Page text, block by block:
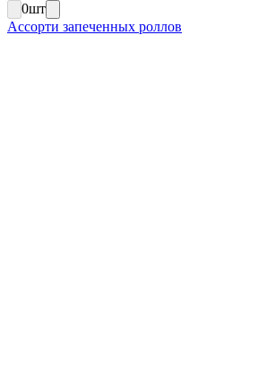
0шт
Ассорти запеченных роллов